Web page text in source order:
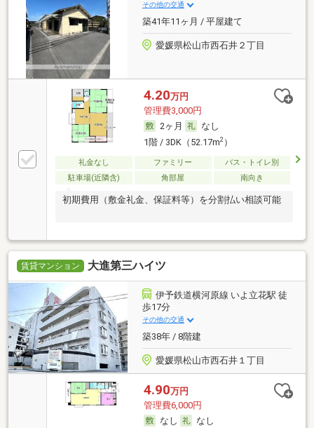
その他の交通
築41年11ヶ月 / 平屋建て
愛媛県松山市西石井２丁目
4.20万円
管理費3,000円
2ヶ月
なし
1階 / 3DK（52.17m2）
礼金なし ファミリー
バス・トイレ別
駐車場(近隣含)
角部屋 南向き
初期費用（敷金礼金、保証料等）を分割払い相談可能
賃貸マンション 大進第三ハイツ
伊予鉄道横河原線 いよ立花駅 徒
歩17分
その他の交通
築38年 / 8階建
愛媛県松山市西石井１丁目
4.90万円
管理費6,000円
なし
なし